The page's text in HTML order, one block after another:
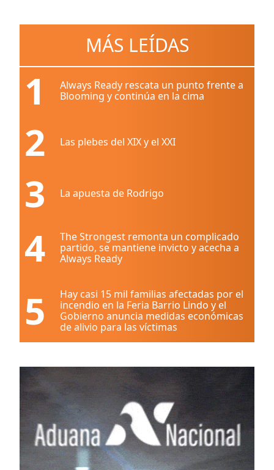
MÁS LEÍDAS
1
Always Ready rescata un punto frente a
Blooming y continúa en la cima
2 Las plebes del XIX y el XXI
3 La apuesta de Rodrigo
4
The Strongest remonta un complicado
partido, se mantiene invicto y acecha a
Always Ready
5
Hay casi 15 mil familias afectadas por el
incendio en la Feria Barrio Lindo y el
Gobierno anuncia medidas económicas
de alivio para las víctimas